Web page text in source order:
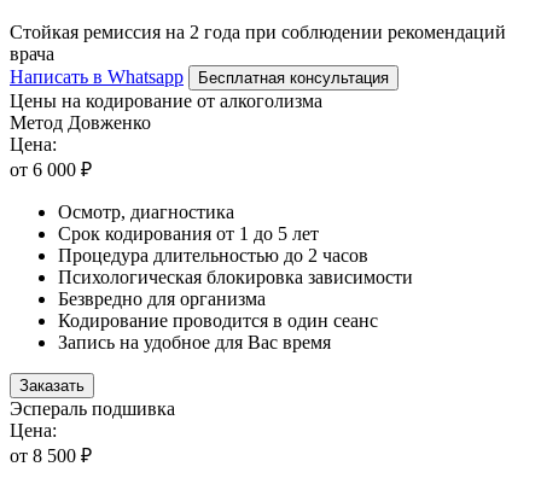
Стойкая ремиссия на 2 года при соблюдении рекомендаций
врача
Написать в Whatsapp
Бесплатная консультация
Цены на кодирование от алкоголизма
Метод Довженко
Цена:
от 6 000 ₽
Осмотр, диагностика
Срок кодирования от 1 до 5 лет
Процедура длительностью до 2 часов
Психологическая блокировка зависимости
Безвредно для организма
Кодирование проводится в один сеанс
Запись на удобное для Вас время
Заказать
Эспераль подшивка
Цена:
от 8 500 ₽